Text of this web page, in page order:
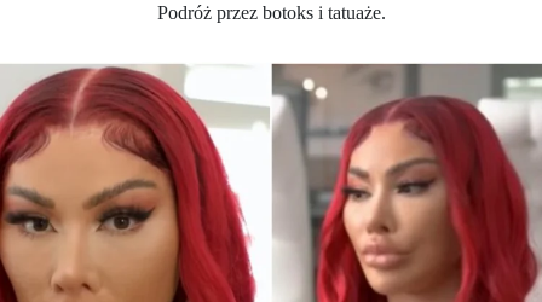
Podróż przez botoks i tatuaże.